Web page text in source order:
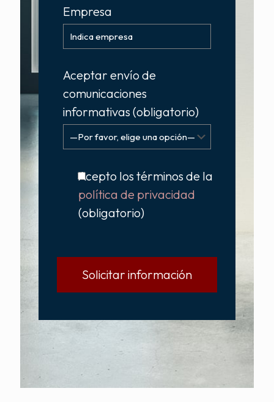
Empresa
Aceptar envío de
comunicaciones
informativas (obligatorio)
Acepto los términos de la
política de privacidad
(obligatorio)